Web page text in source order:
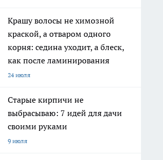
Крашу волосы не химозной
краской, а отваром одного
корня: седина уходит, а блеск,
как после ламинирования
24 июля
Старые кирпичи не
выбрасываю: 7 идей для дачи
своими руками
9 июля